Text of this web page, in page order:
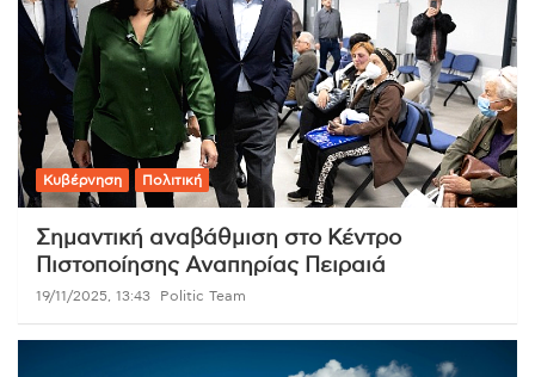
Κυβέρνηση Πολιτική
Σημαντική αναβάθμιση στο Κέντρο
Πιστοποίησης Αναπηρίας Πειραιά
19/11/2025, 13:43 Politic Team